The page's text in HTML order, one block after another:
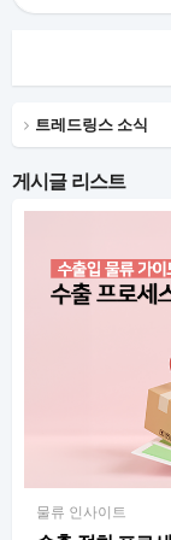
게시글 리스트
물류 인사이트
트레드링스 소식